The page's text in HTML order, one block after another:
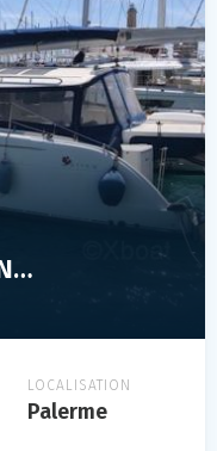
FOUNTAINE PAJOT SALINA 48
LOCALISATION
Palerme